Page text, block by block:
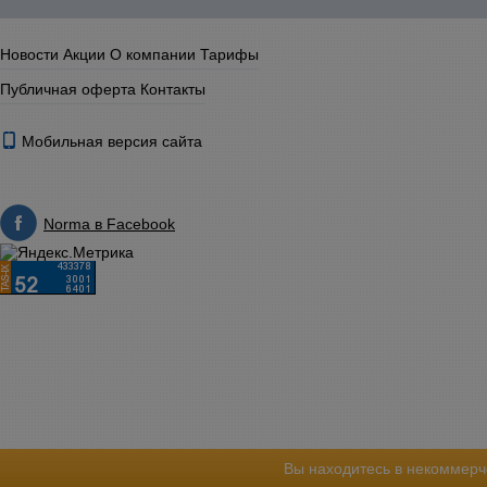
Новости Акции О компании Тарифы
Публичная оферта Контакты
Мобильная версия сайта
Norma в Facebook
Вы находитесь в